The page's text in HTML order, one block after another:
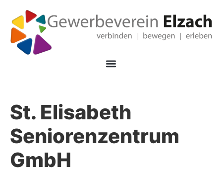
St. Elisabeth
Seniorenzentrum
GmbH